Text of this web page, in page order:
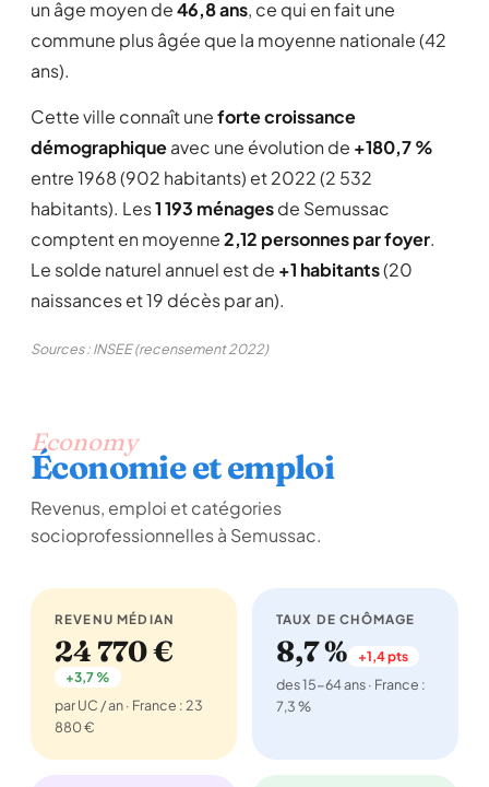
un âge moyen de46,8 ans, ce qui en fait une
commune plus âgée que la moyenne nationale (42
ans).
Cette ville connaît uneforte croissance
démographiqueavec une évolution de +180,7 %
entre 1968 (902 habitants) et 2022 (2 532
habitants). Les1 193 ménagesde Semussac
comptent en moyenne2,12 personnes par foyer.
Le solde naturel annuel est de +1 habitants(20
naissances et 19 décès par an).
Sources : INSEE (recensement 2022)
Economy
Économie et emploi
Revenus, emploi et catégories
socioprofessionnelles à Semussac.
REVENU MÉDIAN
24 770 €
+3,7 %
par UC / an · France : 23
880 €
TAUX DE CHÔMAGE
8,7 % +1,4 pts
des 15-64 ans · France :
7,3 %